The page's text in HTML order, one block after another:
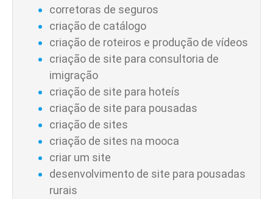
corretoras de seguros
criação de catálogo
criação de roteiros e produção de vídeos
criação de site para consultoria de
imigração
criação de site para hoteís
criação de site para pousadas
criação de sites
criação de sites na mooca
criar um site
desenvolvimento de site para pousadas
rurais